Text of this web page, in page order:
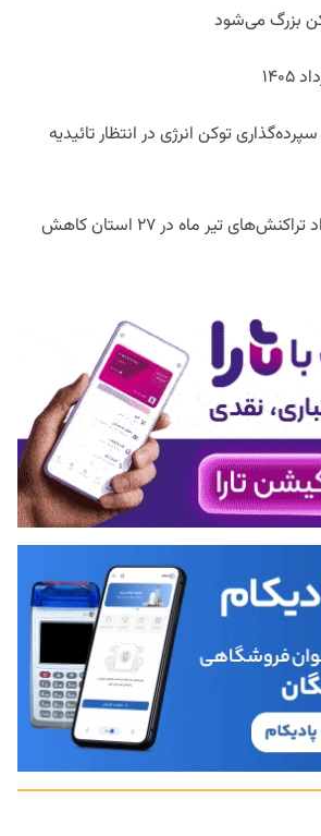
بزرگ می‌شود
توکن انرژی در انتظار تائیدیه
گزارش شاپرک: تعداد تراکنش‌های تیر ماه در ۲۷ استان‌ کاهش